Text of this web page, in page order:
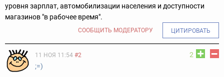
уровня зарплат, автомобилизации населения и доступности
магазинов "в рабочее время".
СООБЩИТЬ МОДЕРАТОРУ ЦИТИРОВАТЬ
2
11 НОЯ 11:54 #2
;=)